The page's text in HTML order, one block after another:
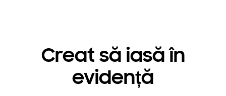
Creat să iasă în
evidență